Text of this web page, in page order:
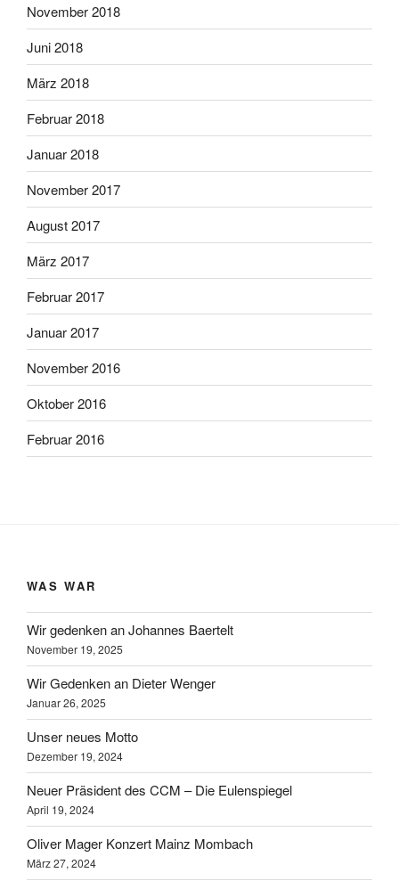
November 2018
Juni 2018
März 2018
Februar 2018
Januar 2018
November 2017
August 2017
März 2017
Februar 2017
Januar 2017
November 2016
Oktober 2016
Februar 2016
WAS WAR
Wir gedenken an Johannes Baertelt
November 19, 2025
Wir Gedenken an Dieter Wenger
Januar 26, 2025
Unser neues Motto
Dezember 19, 2024
Neuer Präsident des CCM – Die Eulenspiegel
April 19, 2024
Oliver Mager Konzert Mainz Mombach
März 27, 2024